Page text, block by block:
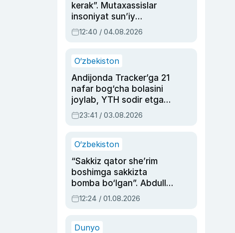
kerak”. Mutaxassislar
insoniyat sun’iy
intellektni boshqara
olmay qolishidan xavotir
12:40 / 04.08.2026
O‘zbekiston
Andijonda Tracker’ga 21
nafar bog‘cha bolasini
joylab, YTH sodir etgan
ayolga sud hukmi o‘qildi
23:41 / 03.08.2026
O‘zbekiston
“Sakkiz qator she’rim
boshimga sakkizta
bomba bo‘lgan”. Abdulla
Oripovni siyosiy
ayblovlardan asrab
12:24 / 01.08.2026
Dunyo